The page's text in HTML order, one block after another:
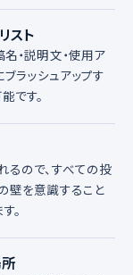
スト
・説明文・使用ア
ラッシュアップす
です。
るので、すべての投
壁を意識すること
。